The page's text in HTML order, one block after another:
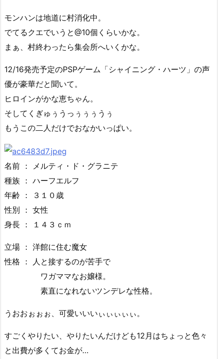
モンハンは地道に村消化中。
でてるクエでいうと@10個くらいかな。
まぁ、村終わったら集会所へいくかな。
12/16発売予定のPSPゲーム「シャイニング・ハーツ」の声
優が豪華だと聞いて。
ヒロインがかな恵ちゃん。
そしてくぎゅぅうっぅぅぅうぅ
もうこの二人だけでおなかいっぱい。
名前 ： メルティ・ド・グラニテ
種族 ： ハーフエルフ
年齢 ： ３１０歳
性別 ： 女性
身長 ： １４３ｃｍ
立場 ： 洋館に住む魔女
性格 ： 人と接するのが苦手で
ワガママなお嬢様。
素直になれないツンデレな性格。
うおおぉぉぉ、可愛いいいぃぃぃぃぃ。
すごくやりたい、やりたいんだけども12月はちょっと色々
と出費が多くてお金が…